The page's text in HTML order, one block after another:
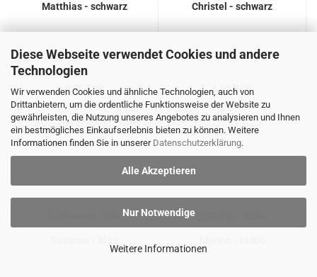
Diese Webseite verwendet Cookies und andere
Technologien
Wir verwenden Cookies und ähnliche Technologien, auch von
Drittanbietern, um die ordentliche Funktionsweise der Website zu
gewährleisten, die Nutzung unseres Angebotes zu analysieren und Ihnen
ein bestmögliches Einkaufserlebnis bieten zu können. Weitere
Informationen finden Sie in unserer Datenschutzerklärung.
Alle Akzeptieren
Nur Notwendige
Weitere Informationen
Matthias - schwarz
6,95 EUR
Christel - schwarz
6,95 EUR